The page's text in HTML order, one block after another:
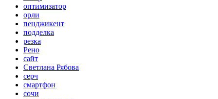
оптимизатор
орли
пенджикент
подделка
резка
Рено
сайт
Светлана Рябова
серч
смартфон
сочи